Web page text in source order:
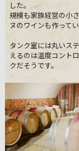
した。
規模も家族経営の小
ヌのワインも作って
タンク室には丸いス
えるのは温度コント
クだそうです。